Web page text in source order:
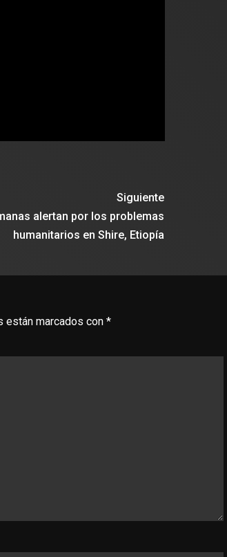
Siguiente
alertan por los problemas
humanitarios en Shire, Etiopía
están marcados con *